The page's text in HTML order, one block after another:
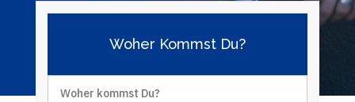
Woher Kommst Du?